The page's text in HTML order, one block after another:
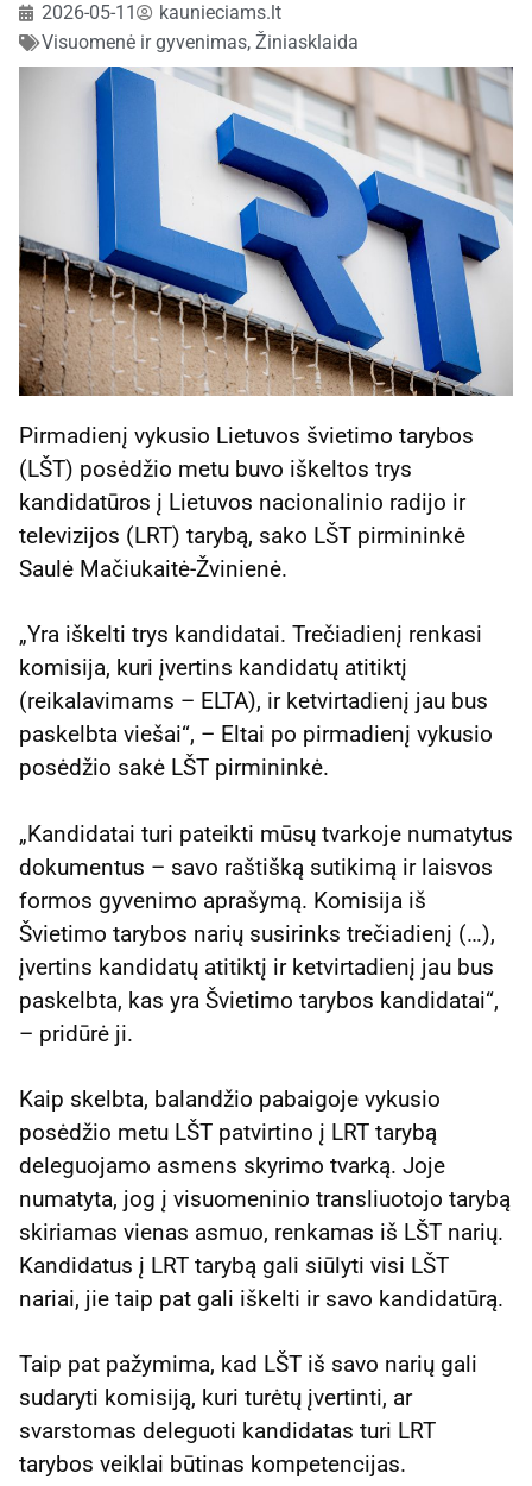
2026-05-11
kaunieciams.lt
Visuomenė ir gyvenimas, Žiniasklaida
Pirmadienį vykusio Lietuvos švietimo tarybos
(LŠT) posėdžio metu buvo iškeltos trys
kandidatūros į Lietuvos nacionalinio radijo ir
televizijos (LRT) tarybą, sako LŠT pirmininkė
Saulė Mačiukaitė-Žvinienė.
„Yra iškelti trys kandidatai. Trečiadienį renkasi
komisija, kuri įvertins kandidatų atitiktį
(reikalavimams – ELTA), ir ketvirtadienį jau bus
paskelbta viešai“, – Eltai po pirmadienį vykusio
posėdžio sakė LŠT pirmininkė.
„Kandidatai turi pateikti mūsų tvarkoje numatytus
dokumentus – savo raštišką sutikimą ir laisvos
formos gyvenimo aprašymą. Komisija iš
Švietimo tarybos narių susirinks trečiadienį (…),
įvertins kandidatų atitiktį ir ketvirtadienį jau bus
paskelbta, kas yra Švietimo tarybos kandidatai“,
– pridūrė ji.
Kaip skelbta, balandžio pabaigoje vykusio
posėdžio metu LŠT patvirtino į LRT tarybą
deleguojamo asmens skyrimo tvarką. Joje
numatyta, jog į visuomeninio transliuotojo tarybą
skiriamas vienas asmuo, renkamas iš LŠT narių.
Kandidatus į LRT tarybą gali siūlyti visi LŠT
nariai, jie taip pat gali iškelti ir savo kandidatūrą.
Taip pat pažymima, kad LŠT iš savo narių gali
sudaryti komisiją, kuri turėtų įvertinti, ar
svarstomas deleguoti kandidatas turi LRT
tarybos veiklai būtinas kompetencijas.